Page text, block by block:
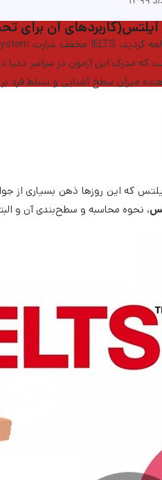
آن برای
مدرک این آزمون در سراسر دنیا
میزان سطح آشنایی و تسلط فرد
که این روزها ذهن بسیاری از
، نحوه محاسبه و سطح‌بندی آن و